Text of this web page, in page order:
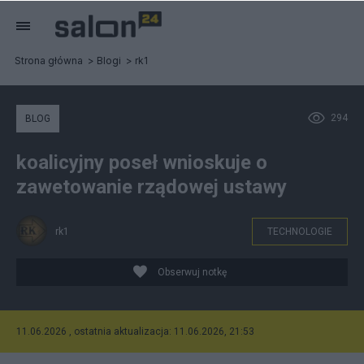
Strona główna Blogi rk1
294
BLOG
koalicyjny poseł wnioskuje o
zawetowanie rządowej ustawy
rk1 TECHNOLOGIE
Obserwuj notkę
11.06.2026 , ostatnia aktualizacja: 11.06.2026, 21:53